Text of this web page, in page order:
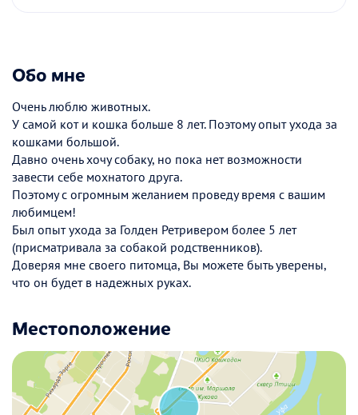
Обо мне
Очень люблю животных.
У самой кот и кошка больше 8 лет. Поэтому опыт ухода за
кошками большой.
Давно очень хочу собаку, но пока нет возможности
завести себе мохнатого друга.
Поэтому с огромным желанием проведу время с вашим
любимцем!
Был опыт ухода за Голден Ретривером более 5 лет
(присматривала за собакой родственников).
Доверяя мне своего питомца, Вы можете быть уверены,
что он будет в надежных руках.
Местоположение